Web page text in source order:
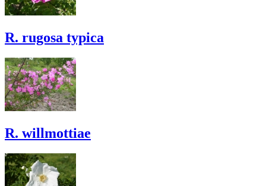
R. rugosa typica
R. willmottiae